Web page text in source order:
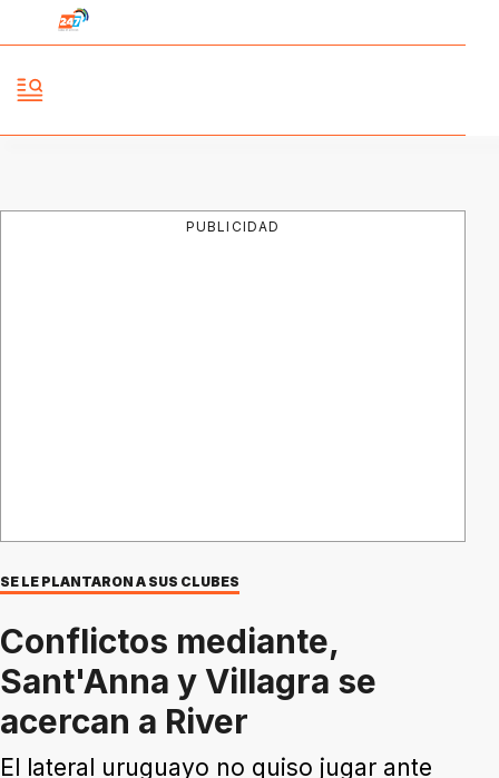
PUBLICIDAD
SE LE PLANTARON A SUS CLUBES
Conflictos mediante,
Sant'Anna y Villagra se
acercan a River
El lateral uruguayo no quiso jugar ante